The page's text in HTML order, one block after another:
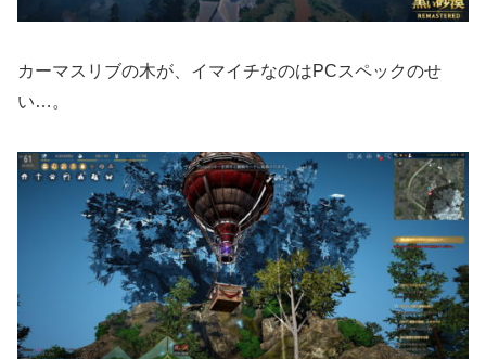
カーマスリブの木が、イマイチなのはPCスペックのせ
い…。